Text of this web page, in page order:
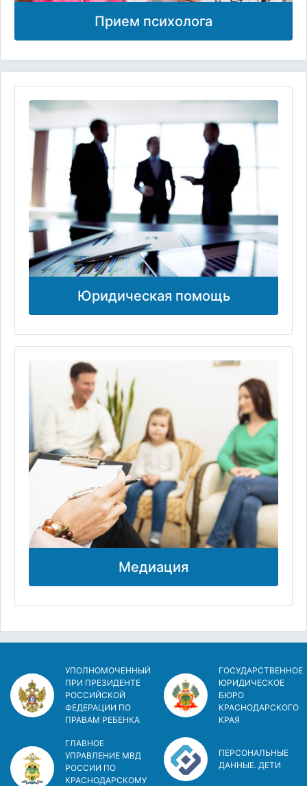
Прием психолога
Юридическая помощь
Медиация
УПОЛНОМОЧЕННЫЙ
ПРИ ПРЕЗИДЕНТЕ
РОССИЙСКОЙ
ФЕДЕРАЦИИ ПО
ПРАВАМ РЕБЕНКА
ГЛАВНОЕ
УПРАВЛЕНИЕ МВД
РОССИИ ПО
КРАСНОДАРСКОМУ
ГОСУДАРСТВЕННОЕ
ЮРИДИЧЕСКОЕ
БЮРО
КРАСНОДАРСКОГО
КРАЯ
ПЕРСОНАЛЬНЫЕ
ДАННЫЕ. ДЕТИ